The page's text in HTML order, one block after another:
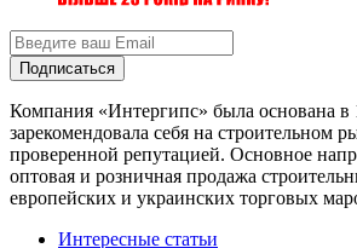
Подписаться
Компания «Интергипс» была основана в
зарекомендовала себя на строительном
проверенной репутацией. Основное
оптовая и розничная продажа
европейских и украинских торговых
Интересные статьи